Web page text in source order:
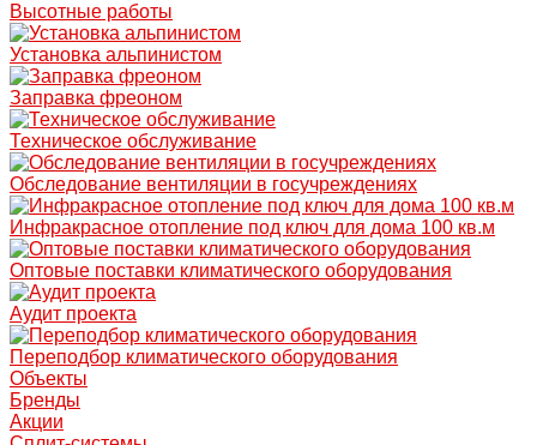
Высотные работы
Установка альпинистом
Заправка фреоном
Техническое обслуживание
Обследование вентиляции в госучреждениях
Инфракрасное отопление под ключ для дома 100 кв.м
Оптовые поставки климатического оборудования
Аудит проекта
Переподбор климатического оборудования
Объекты
Бренды
Акции